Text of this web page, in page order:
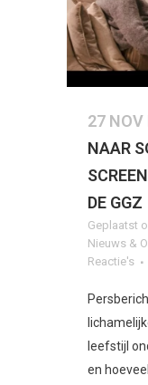
27 NOV
NAAR
DE GGZ
Geplaatst
Nieuws &
Reactie's
leefstijl
en